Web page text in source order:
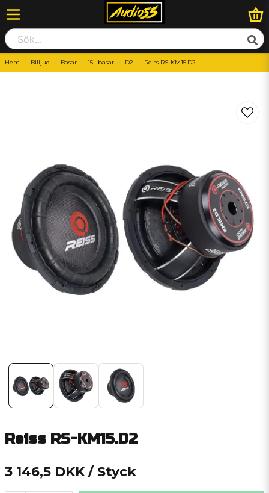
Hem Billjud Basar 15" basar D2 Reiss RS-KM15.D2
Reiss RS-KM15.D2
3 146,5 DKK / Styck